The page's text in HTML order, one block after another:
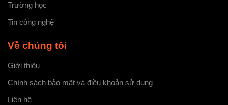
Trường học
Tin công nghệ
Về chúng tôi
Giới thiệu
Chính sách bảo mật và điều khoản sử dụng
Liên hệ